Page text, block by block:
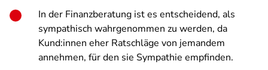
In der Finanzberatung ist es entscheidend, als
sympathisch wahrgenommen zu werden, da
Kund:innen eher Ratschläge von jemandem
annehmen, für den sie Sympathie empfinden.